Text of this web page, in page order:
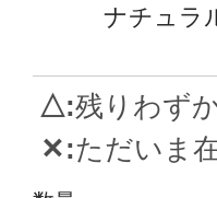
ナチュラ
△ 残りわず
✕ ただいま